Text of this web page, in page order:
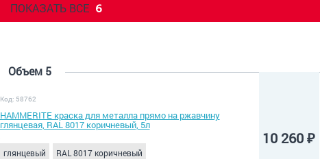
ПОКАЗАТЬ ВСЕ 6
Объем 5
Код: 58762
HAMMERITE краска для металла прямо на ржавчину
глянцевая, RAL 8017 коричневый, 5л
глянцевый RAL 8017 коричневый
10 260 ₽